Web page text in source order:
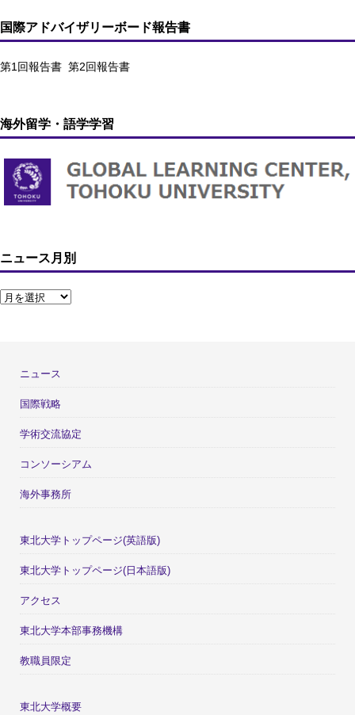
国際アドバイザリーボード報告書
第1回報告書 第2回報告書
海外留学・語学学習
ニュース月別
ニュース
国際戦略
学術交流協定
コンソーシアム
海外事務所
東北大学トップページ(英語版)
東北大学トップページ(日本語版)
アクセス
東北大学本部事務機構
教職員限定
東北大学概要